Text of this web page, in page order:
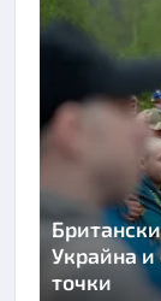
Украйна и
точки